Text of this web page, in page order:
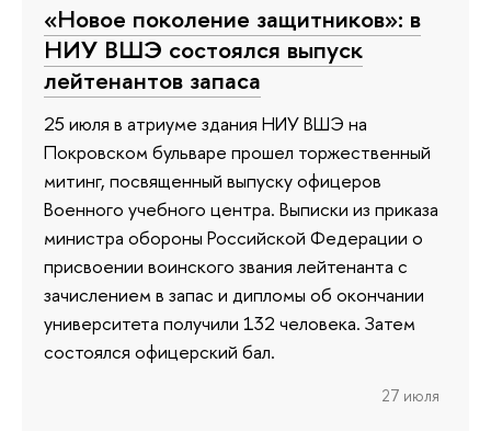
«Новое поколение защитников»: в
НИУ ВШЭ состоялся выпуск
лейтенантов запаса
25 июля в атриуме здания НИУ ВШЭ на
Покровском бульваре прошел торжественный
митинг, посвященный выпуску офицеров
Военного учебного центра. Выписки из приказа
министра обороны Российской Федерации о
присвоении воинского звания лейтенанта с
зачислением в запас и дипломы об окончании
университета получили 132 человека. Затем
состоялся офицерский бал.
27 июля